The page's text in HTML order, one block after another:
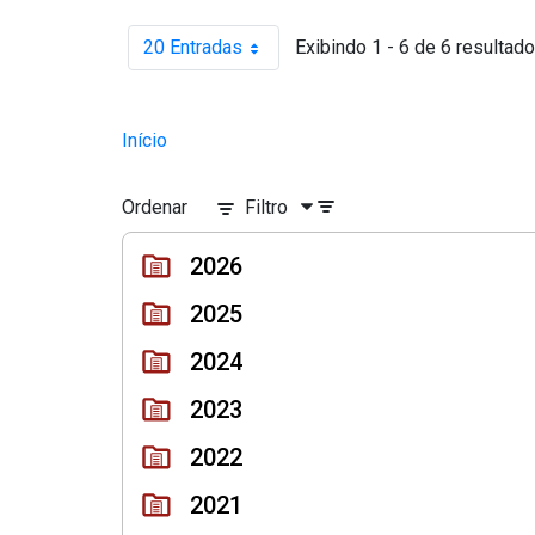
20 EntradasPor página Exibindo 1 - 6 de 6
Início
Ordenar Filtro
2026
2025
2024
2023
2022
2021